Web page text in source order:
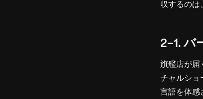
収するのは
2-1. バ
旗艦店が届
チャルショ
言語を体